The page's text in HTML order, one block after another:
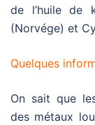
de l’huile de
(Norvége) et
Quelques
On sait que
des métaux